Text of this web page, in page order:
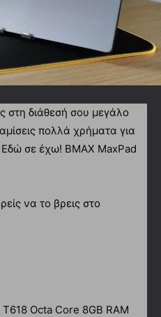
στη διάθεσή σου μεγάλο
πολλά χρήματα για
σε έχω! BMAX MaxPad
να το βρεις στο
Octa Core 8GB RAM